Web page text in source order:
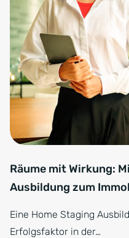
Räume mit Wirkung:
Ausbildung zum
Eine Home Staging
Erfolgsfaktor in der…